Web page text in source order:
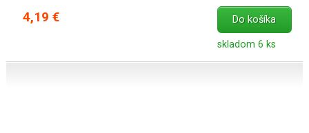
4,19 € Do košíka
skladom 6 ks